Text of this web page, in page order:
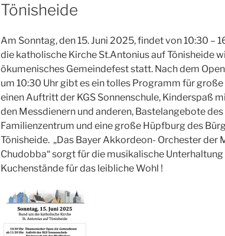
Tönisheide
Am Sonntag, den 15. Juni 2025, findet von 10:30 –
die katholische Kirche St.Antonius auf Tönisheide
ökumenisches Gemeindefest statt. Nach dem
um 10:30 Uhr gibt es ein tolles Programm für
einen Auftritt der KGS Sonnenschule, Kinderspaß
den Messdienern und anderen, Bastelangebote
Familienzentrum und eine große Hüpfburg des
Tönisheide. „Das Bayer Akkordeon- Orchester der
Chudobba“ sorgt für die musikalische
Kuchenstände für das leibliche Wohl !